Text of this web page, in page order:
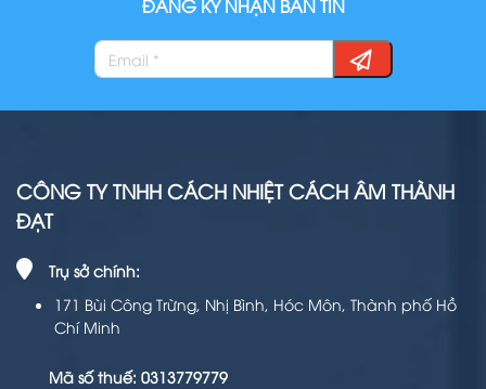
ĐĂNG KÝ NHẬN BẢN TIN
CÔNG TY TNHH CÁCH NHIỆT CÁCH ÂM THÀNH
ĐẠT
Trụ sở chính:
171 Bùi Công Trừng, Nhị Bình, Hóc Môn, Thành phố Hồ
Chí Minh
Mã số thuế: 0313779779